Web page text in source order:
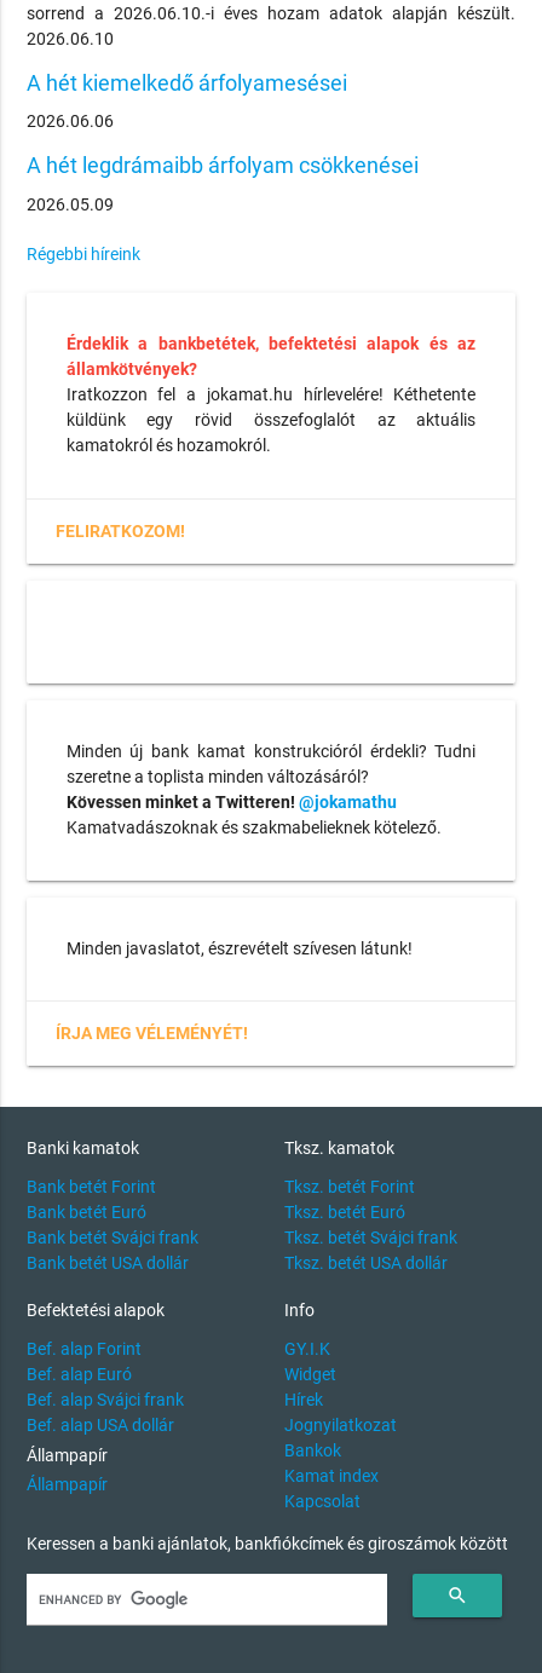
sorrend a 2026.06.10.-i éves hozam adatok alapján készült.
2026.06.10
A hét kiemelkedő árfolyamesései
2026.06.06
A hét legdrámaibb árfolyam csökkenései
2026.05.09
Régebbi híreink
Érdeklik a bankbetétek, befektetési alapok és az
államkötvények?
Iratkozzon fel a jokamat.hu hírlevelére! Kéthetente
küldünk egy rövid összefoglalót az aktuális
kamatokról és hozamokról.
FELIRATKOZOM!
Minden új bank kamat konstrukcióról érdekli? Tudni
szeretne a toplista minden változásáról?
Kövessen minket a Twitteren! @jokamathu
Kamatvadászoknak és szakmabelieknek kötelező.
Minden javaslatot, észrevételt szívesen látunk!
ÍRJA MEG VÉLEMÉNYÉT!
Banki kamatok
Bank betét Forint
Bank betét Euró
Bank betét Svájci frank
Bank betét USA dollár
Tksz. kamatok
Tksz. betét Forint
Tksz. betét Euró
Tksz. betét Svájci frank
Tksz. betét USA dollár
Befektetési alapok
Bef. alap Forint
Bef. alap Euró
Bef. alap Svájci frank
Bef. alap USA dollár
Állampapír
Állampapír
Info
GY.I.K
Widget
Hírek
Jognyilatkozat
Bankok
Kamat index
Kapcsolat
Keressen a banki ajánlatok, bankfiókcímek és giroszámok között
search